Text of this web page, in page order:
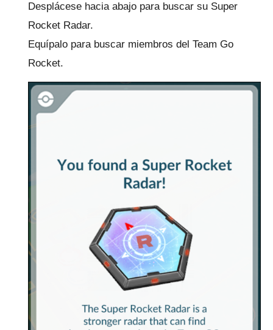
Desplácese hacia abajo para buscar su Super
Rocket Radar.
Equípalo para buscar miembros del Team Go
Rocket.